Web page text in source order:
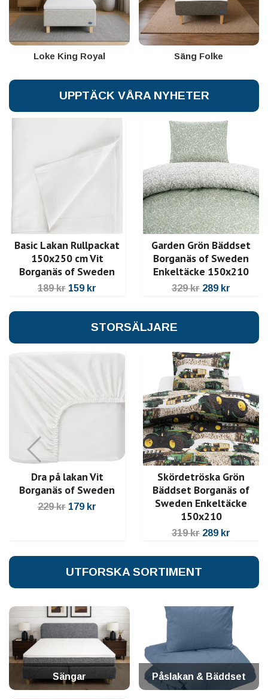
Loke King Royal Säng Folke
UPPTÄCK VÅRA NYHETER
Basic Lakan Rullpackat
150x250 cm Vit
Borganäs of Sweden
189 kr 159 kr
Garden Grön Bäddset
Borganäs of Sweden
Enkeltäcke 150x210
329 kr 289 kr
STORSÄLJARE
Dra på lakan Vit
Borganäs of Sweden
229 kr 179 kr
Skördetröska Grön
Bäddset Borganäs of
Sweden Enkeltäcke
150x210
319 kr 289 kr
UTFORSKA SORTIMENT
Sängar Påslakan & Bäddset